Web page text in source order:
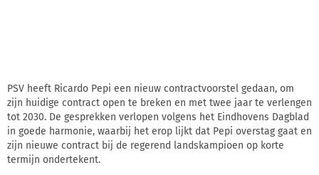
PSV heeft Ricardo Pepi een nieuw contractvoorstel gedaan, om
zijn huidige contract open te breken en met twee jaar te verlengen
tot 2030. De gesprekken verlopen volgens het Eindhovens Dagblad
in goede harmonie, waarbij het erop lijkt dat Pepi overstag gaat en
zijn nieuwe contract bij de regerend landskampioen op korte
termijn ondertekent.